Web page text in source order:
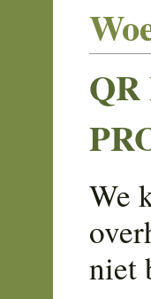
We
niet